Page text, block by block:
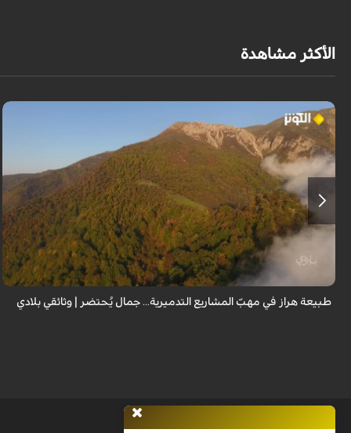
الأكثر مشاهدة
من قلب طبيعة هراز التي كانت يوماً من أجمل الموائل الطبيعية في إيران، يحذر
المعد من كارثة بيئية: "وحش الأعمال والمشاريع التدميرية تنهش بجسم طبيعة
طبيعة هراز في مهبّ المشاريع التدميرية... جمال يُحتضر | وثائقي بلادي